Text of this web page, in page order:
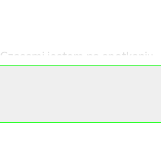
jestem na spotkaniu